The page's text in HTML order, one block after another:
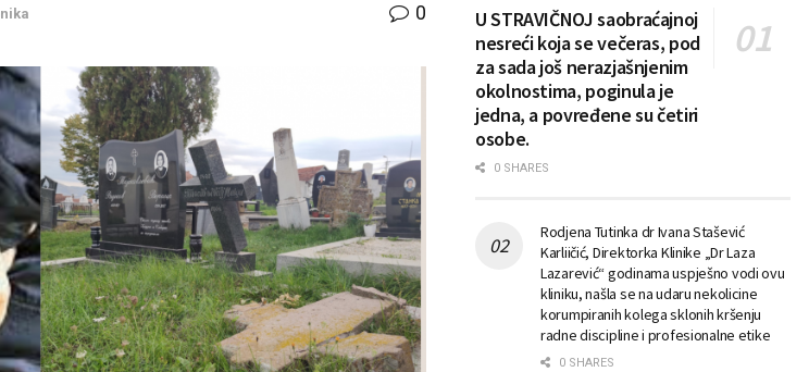
0
U STRAVIČNOJ saobraćajnoj
nesreći koja se večeras, pod
za sada još nerazjašnjenim
okolnostima, poginula je
jedna, a povređene su četiri
osobe.
0 SHARES
Rodjena Tutinka dr Ivana Stašević
Karliičić, Direktorka Klinike „Dr Laza
Lazarević“ godinama uspješno vodi ovu
kliniku, našla se na udaru nekolicine
korumpiranih kolega sklonih kršenju
radne discipline i profesionalne etike
0 SHARES